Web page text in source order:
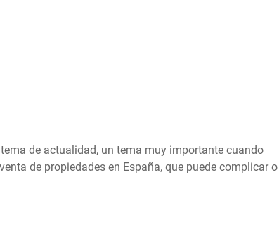
de actualidad, un tema muy importante cuando
de propiedades en España, que puede complicar o